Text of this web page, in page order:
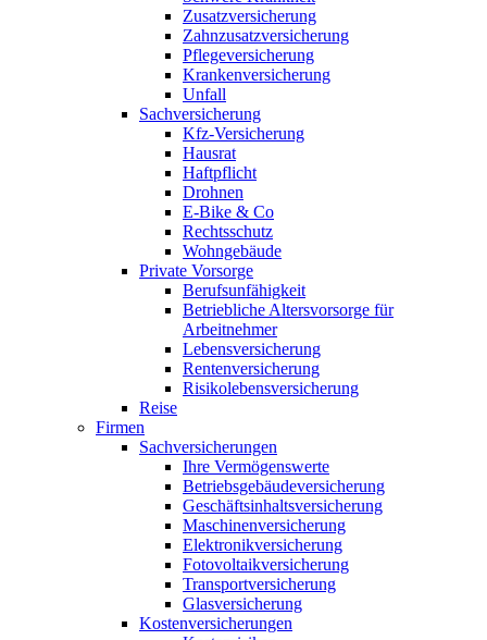
Zusatzversicherung
Zahnzusatzversicherung
Pflegeversicherung
Krankenversicherung
Unfall
Sachversicherung
Kfz-Versicherung
Hausrat
Haftpflicht
Drohnen
E-Bike & Co
Rechtsschutz
Wohngebäude
Private Vorsorge
Berufsunfähigkeit
Betriebliche Altersvorsorge für
Arbeitnehmer
Lebensversicherung
Rentenversicherung
Risikolebensversicherung
Reise
Firmen
Sachversicherungen
Ihre Vermögenswerte
Betriebsgebäudeversicherung
Geschäftsinhaltsversicherung
Maschinenversicherung
Elektronikversicherung
Fotovoltaikversicherung
Transportversicherung
Glasversicherung
Kostenversicherungen